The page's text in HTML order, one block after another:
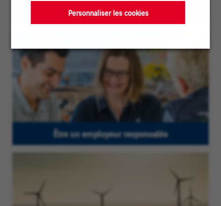
Personnaliser les cookies
VINCI : l'essentiel
Être un employeur responsable